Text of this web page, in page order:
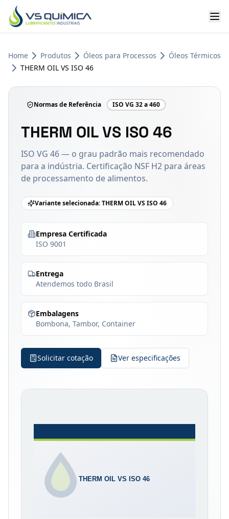
Ir para o conteúdo principal
Home Produtos Óleos para Processos
Óleos Térmicos
THERM OIL VS ISO 46
Normas de Referência ISO VG 32 a 460
THERM OIL VS ISO 46
ISO VG 46 — o grau padrão mais recomendado
para a indústria. Certificação NSF H2 para áreas
de processamento de alimentos.
Variante selecionada:THERM OIL VS ISO 46
Empresa Certificada
ISO 9001
Entrega
Atendemos todo Brasil
Embalagens
Bombona, Tambor, Container
Solicitar cotação Ver especificações